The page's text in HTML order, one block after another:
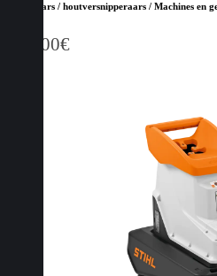
Hakselaars / houtversnipperaars / Machines en
439,00€